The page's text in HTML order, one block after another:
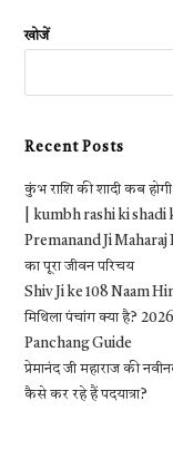
खोजें
Recent Posts
कुंभ राशि की शादी कब
| kumbh rashi ki shadi
Premanand Ji Maharaj
का पूरा जीवन परिचय
Shiv Ji ke 108 Naam
मिथिला पंचांग क्या है?
Panchang Guide
प्रेमानंद जी महाराज की
कैसे कर रहे हैं पदयात्रा?